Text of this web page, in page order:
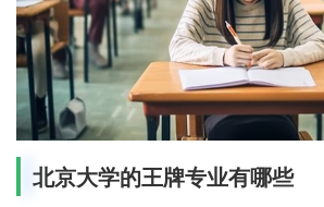
北京大学的王牌专业有哪些